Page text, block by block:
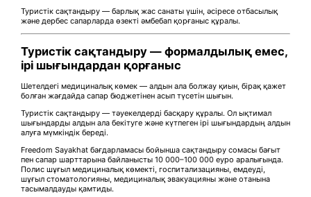
Туристік сақтандыру — барлық жас санаты үшін, әсіресе отбасылық
және дербес сапарларда өзекті әмбебап қорғаныс құралы.
Туристік сақтандыру — формалдылық емес,
ірі шығындардан қорғаныс
Шетелдегі медициналық көмек — алдын ала болжау қиын, бірақ қажет
болған жағдайда сапар бюджетінен асып түсетін шығын.
Туристік сақтандыру — тәуекелдерді басқару құралы. Ол ықтимал
шығындарды алдын ала бекітуге және күтпеген ірі шығындардың алдын
алуға мүмкіндік береді.
Freedom Sayakhat бағдарламасы бойынша сақтандыру сомасы бағыт
пен сапар шарттарына байланысты 10 000–100 000 еуро аралығында.
Полис шұғыл медициналық көмекті, госпитализацияны, емдеуді,
шұғыл стоматологияны, медициналық эвакуацияны және отанына
тасымалдауды қамтиды.